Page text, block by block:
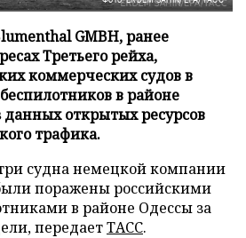
GMBH, ранее
Третьего рейха,
коммерческих судов в
в районе
данных открытых ресурсов
трафика.
судна немецкой компании
поражены российскими
в районе Одессы за
передаетТАСС.